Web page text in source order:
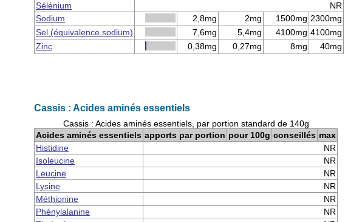
Sélénium
NR
Sodium
2,8mg 2mg 1500mg 2300mg
Sel (équivalence sodium)
7,6mg 5,4mg 4100mg 4100mg
Zinc
0,38mg 0,27mg 8mg 40mg
Cassis : Acides aminés essentiels
Cassis : Acides aminés essentiels, par portion standard de 140g
Acides aminés essentiels apports par portion pour 100g conseillés max
Histidine
NR
Isoleucine
NR
Leucine
NR
Lysine
NR
Méthionine
NR
Phénylalanine
NR